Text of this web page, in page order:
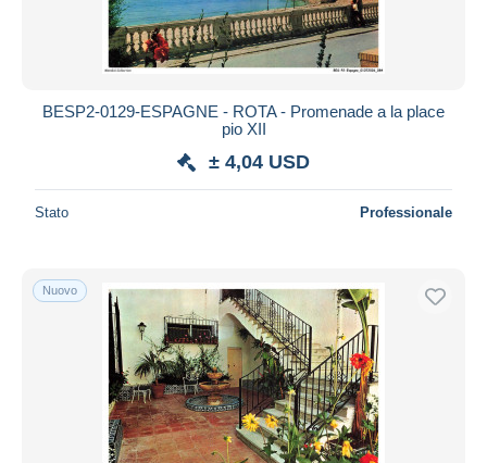
Tutte le durate
Prezzo
Spedizione gratuita
Metodi di pagamento
PayPal
Bonifico bancario
Visa
Mastercard
BESP2-0129-ESPAGNE - ROTA - Promenade a la place
pio XII
± 4,04 USD
Stato Professionale
Nuovo